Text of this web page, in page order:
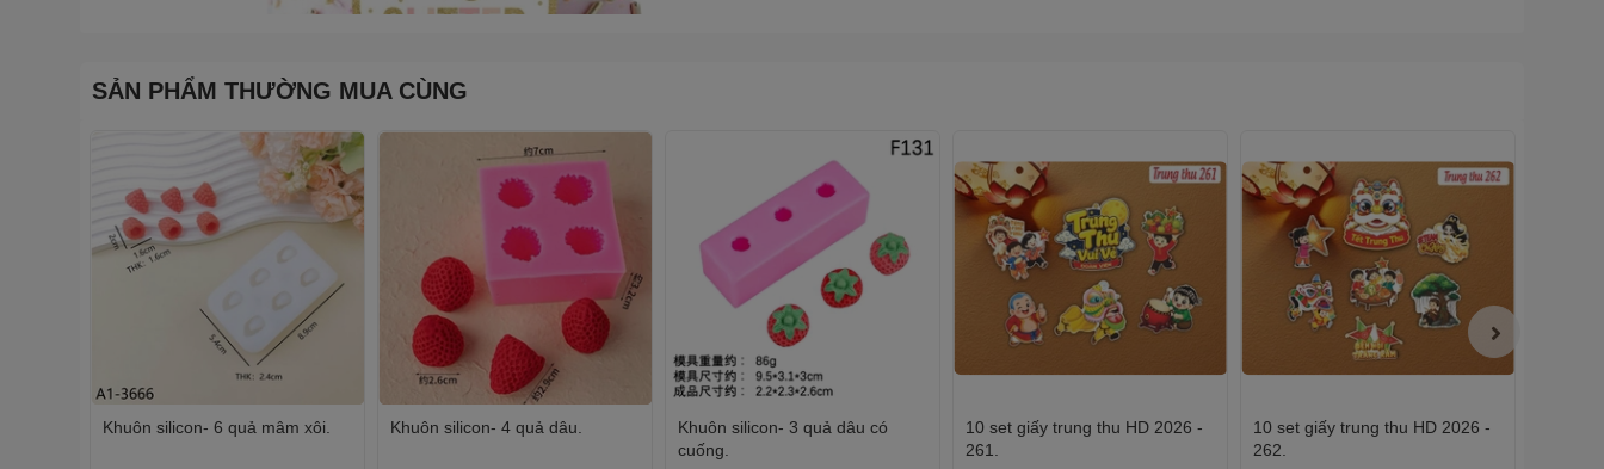
SẢN PHẨM THƯỜNG MUA CÙNG
Khuôn silicon- 6 quả mâm xôi. Khuôn silicon- 4 quả dâu.
Khuôn silicon- 3 quả dâu có
cuống.
10 set giấy trung thu HD 2026 -
261.
10 set giấy trung thu HD 2026 -
262.